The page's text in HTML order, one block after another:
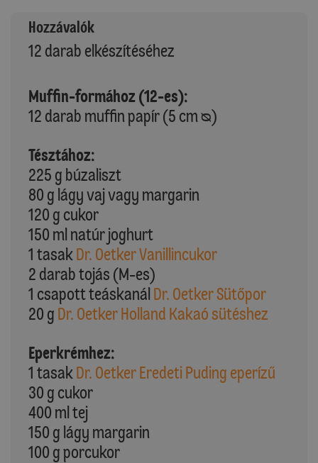
Hozzávalók
12 darab elkészítéséhez
Muffin-formához (12-es):
12 darab muffin papír (5 cm ᴓ)
Tésztához:
225 g búzaliszt
80 g lágy vaj vagy margarin
120 g cukor
150 ml natúr joghurt
1 tasak Dr. Oetker Vanillincukor
2 darab tojás (M-es)
1 csapott teáskanálDr. Oetker Sütőpor
20 g Dr. Oetker Holland Kakaó sütéshez
Eperkrémhez:
1 tasak Dr. Oetker Eredeti Puding eperízű
30 g cukor
400 ml tej
150 g lágy margarin
100 g porcukor